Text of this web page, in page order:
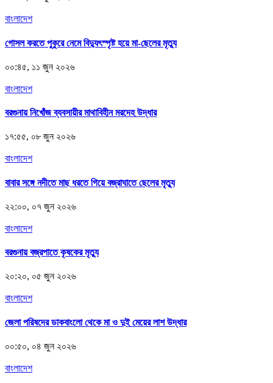
বাংলাদেশ
গোসল করতে পুকুরে নেমে বিদ্যুৎস্পৃষ্ট হয়ে মা-ছেলের মৃত্যু
০০:৪৫, ১১ জুন ২০২৬
বাংলাদেশ
বরগুনায় নিখোঁজ ব্যবসায়ীর মাথাবিহীন মরদেহ উদ্ধার
১৭:৫৫, ০৮ জুন ২০২৬
বাংলাদেশ
বাবার সঙ্গে নদীতে মাছ ধরতে গিয়ে বজ্রাঘাতে ছেলের মৃত্যু
২২:০০, ০৭ জুন ২০২৬
বাংলাদেশ
বরগুনায় বজ্রপাতে কৃষকের মৃত্যু
২০:২০, ০৫ জুন ২০২৬
বাংলাদেশ
জেলা পরিষদের ডাকবাংলো থেকে মা ও দুই মেয়ের লাশ উদ্ধার
০০:৫০, ০৪ জুন ২০২৬
বাংলাদেশ